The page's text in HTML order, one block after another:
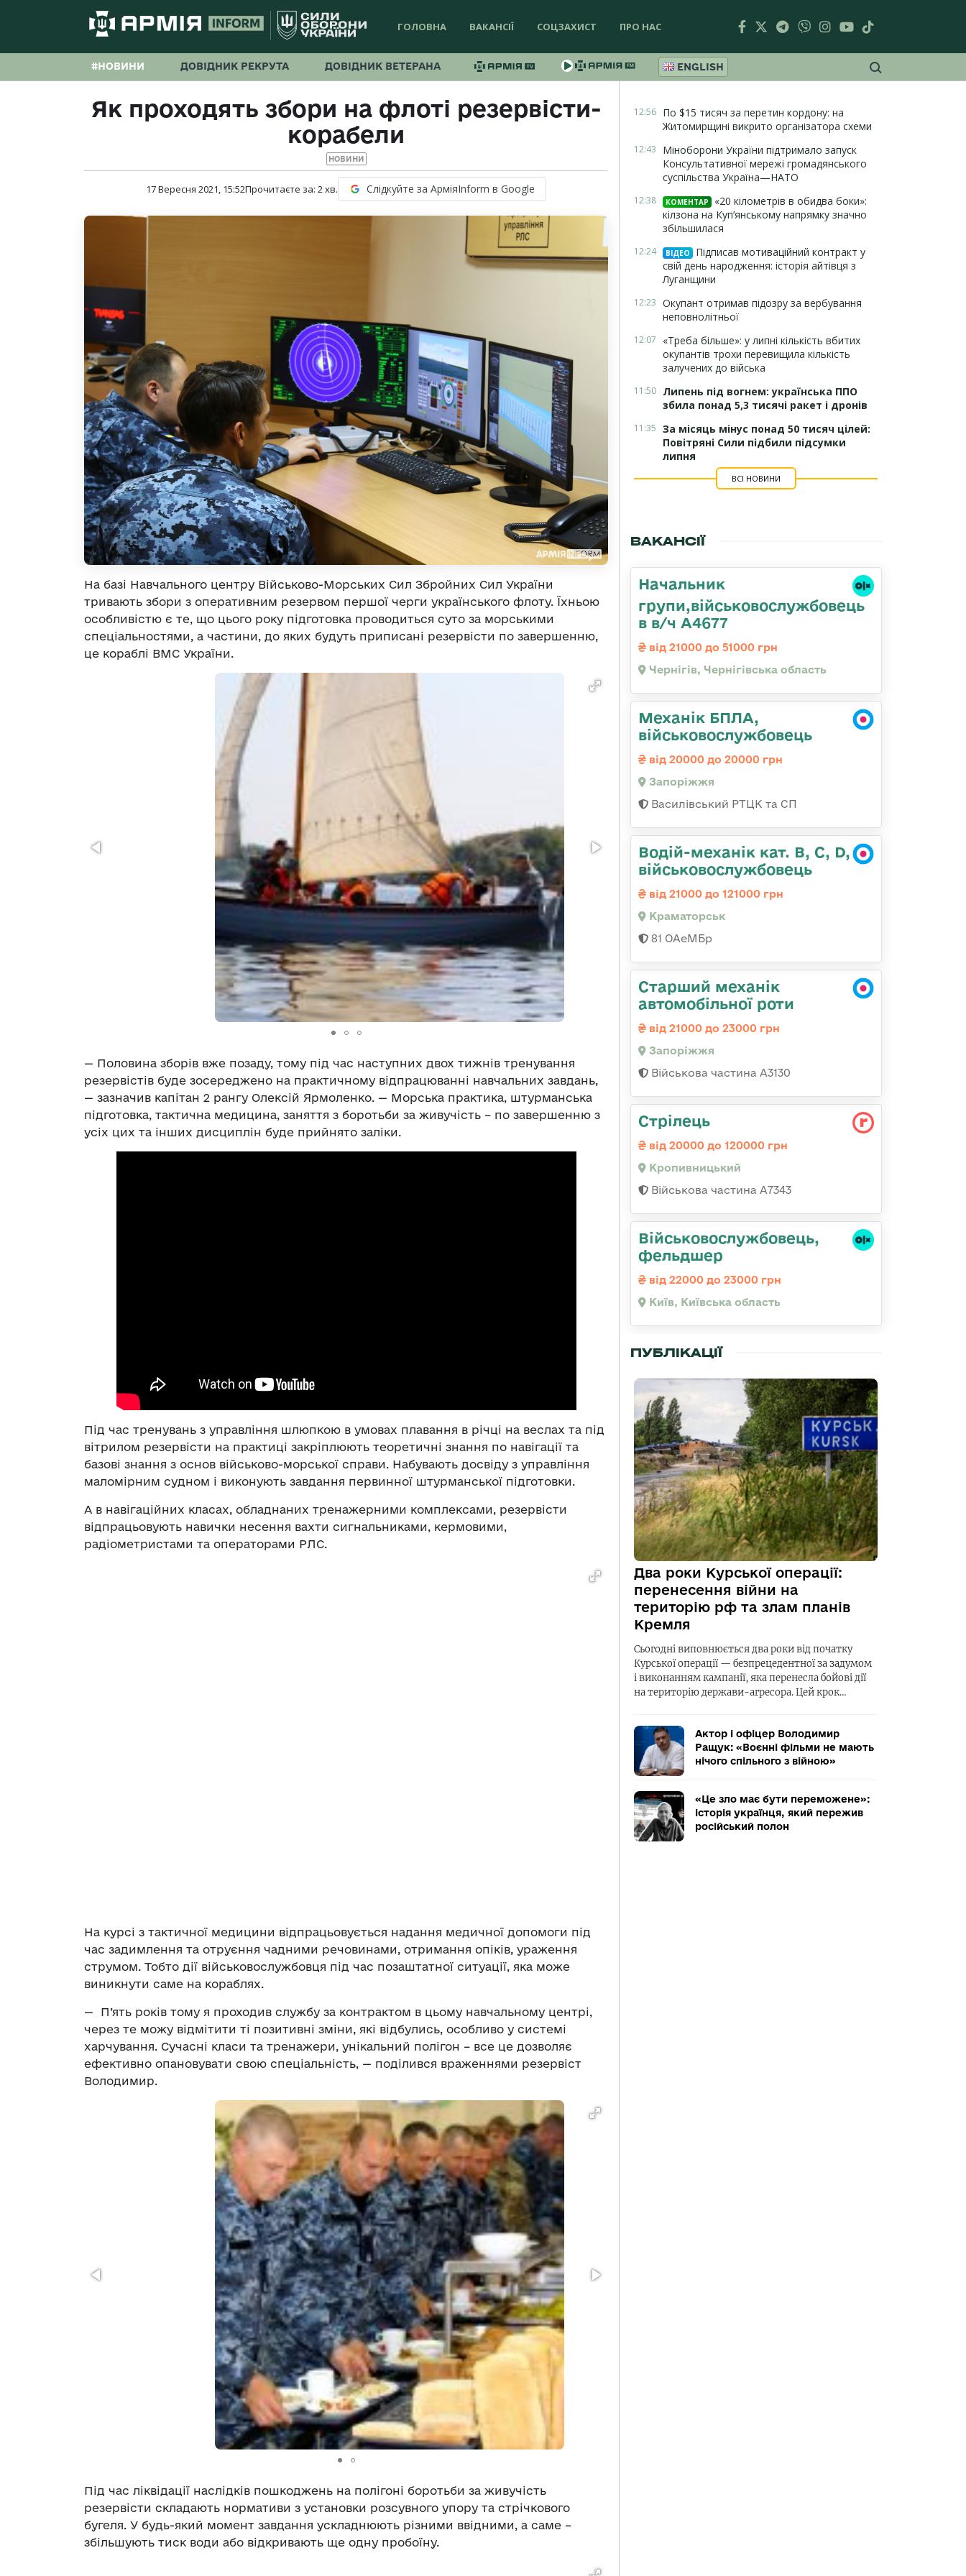
ГОЛОВНА ВАКАНСІЇ СОЦЗАХИСТ ПРО НАС
#НОВИНИ ДОВІДНИК РЕКРУТА ДОВІДНИК ВЕТЕРАНА ENGLISH
Як проходять збори на флоті резервісти-
корабели
НОВИНИ
17 Вересня 2021, 15:52Прочитаєте за: 2хв. Слідкуйте за АрміяInform в Google
На базі Навчального центру Військово-Морських Сил Збройних Сил України
тривають збори з оперативним резервом першої черги українського флоту. Їхньою
особливістю є те, що цього року підготовка проводиться суто за морськими
спеціальностями, а частини, до яких будуть приписані резервісти по завершенню,
це кораблі ВМС України.
— Половина зборів вже позаду, тому під час наступних двох тижнів тренування
резервістів буде зосереджено на практичному відпрацюванні навчальних завдань,
— зазначив капітан 2 рангу Олексій Ярмоленко. — Морська практика, штурманська
підготовка, тактична медицина, заняття з боротьби за живучість – по завершенню з
усіх цих та інших дисциплін буде прийнято заліки.
Під час тренувань з управління шлюпкою в умовах плавання в річці на веслах та під
вітрилом резервісти на практиці закріплюють теоретичні знання по навігації та
базові знання з основ військово-морської справи. Набувають досвіду з управління
маломірним судном і виконують завдання первинної штурманської підготовки.
А в навігаційних класах, обладнаних тренажерними комплексами, резервісти
відпрацьовують навички несення вахти сигнальниками, кермовими,
радіометристами та операторами РЛС.
На курсі з тактичної медицини відпрацьовується надання медичної допомоги під
час задимлення та отруєння чадними речовинами, отримання опіків, ураження
струмом. Тобто дії військовослужбовця під час позаштатної ситуації, яка може
виникнути саме на кораблях.
— П’ять років тому я проходив службу за контрактом в цьому навчальному центрі,
через те можу відмітити ті позитивні зміни, які відбулись, особливо у системі
харчування. Сучасні класи та тренажери, унікальний полігон – все це дозволяє
ефективно опановувати свою спеціальність, — поділився враженнями резервіст
Володимир.
Під час ліквідації наслідків пошкоджень на полігоні боротьби за живучість
резервісти складають нормативи з установки розсувного упору та стрічкового
бугеля. У будь-який момент завдання ускладнюють різними ввідними, а саме –
збільшують тиск води або відкривають ще одну пробоїну.
12:56 По $15 тисяч за перетин кордону: на
Житомирщині викрито організатора схеми
12:43
Міноборони України підтримало запуск
Консультативної мережі громадянського
суспільства Україна—НАТО
12:38 КОМЕНТАР
«20 кілометрів в обидва боки»:
кілзона на Куп’янському напрямку значно
збільшилася
12:24 ВІДЕО
Підписав мотиваційний контракт у
свій день народження: історія айтівця з
Луганщини
12:23 Окупант отримав підозру за вербування
неповнолітньої
12:07
«Треба більше»: у липні кількість вбитих
окупантів трохи перевищила кількість
залучених до війська
11:50 Липень під вогнем: українська ППО
збила понад 5,3 тисячі ракет і дронів
11:35 За місяць мінус понад 50 тисяч цілей:
Повітряні Сили підбили підсумки
липня
ВСІ НОВИНИ
ВАКАНСІЇ
Начальник
групи,військовослужбовець
в в/ч А4677
від 21000 до 51000 грн
Чернігів, Чернігівська область
Механік БПЛА,
військовослужбовець
від 20000 до 20000 грн
Запоріжжя
Василівський РТЦК та СП
Водій-механік кат. В, С, D,
військовослужбовець
від 21000 до 121000 грн
Краматорськ
81 ОАеМБр
Старший механік
автомобільної роти
від 21000 до 23000 грн
Запоріжжя
Військова частина А3130
Стрілець
від 20000 до 120000 грн
Кропивницький
Військова частина А7343
Військовослужбовець,
фельдшер
від 22000 до 23000 грн
Київ, Київська область
ПУБЛІКАЦІЇ
Два роки Курської операції:
перенесення війни на
територію рф та злам планів
Кремля
Сьогодні виповнюється два роки від початку
Курської операції — безпрецедентної за задумом
і виконанням кампанії, яка перенесла бойові дії
на територію держави-агресора. Цей крок…
Актор і офіцер Володимир
Ращук: «Воєнні фільми не мають
нічого спільного з війною»
«Це зло має бути переможене»:
історія українця, який пережив
російський полон